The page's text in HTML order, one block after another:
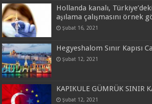
Hollanda kanalı,
aşılama çalışmasını örnek
Şubat 16, 2021
Hegyeshalom Sınır Kapısı
Şubat 12, 2021
KAPIKULE GÜMRÜK SINIR
Şubat 12, 2021